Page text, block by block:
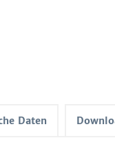
Daten